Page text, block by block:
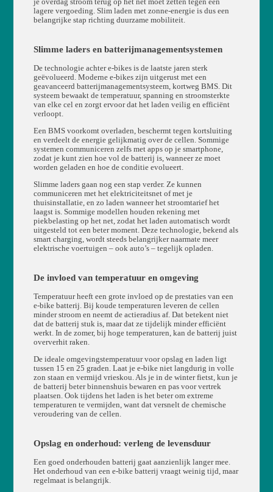
je overdag stroom terug op het net moet zetten tegen een
lagere vergoeding. Slim laden met zonne-energie is dus een
belangrijke stap richting duurzame mobiliteit.
Slimme laders en batterijmanagementsystemen
De technologie achter e-bikes is de laatste jaren sterk
geëvolueerd. Moderne e-bikes zijn uitgerust met een
geavanceerd batterijmanagementsysteem, kortweg BMS. Dit
systeem bewaakt de temperatuur, spanning en stroomsterkte
van elke cel en zorgt ervoor dat het laden veilig en efficiënt
verloopt.
Een BMS voorkomt overladen, beschermt tegen kortsluiting
en verdeelt de energie gelijkmatig over de cellen. Sommige
systemen communiceren zelfs met apps op je smartphone,
zodat je kunt zien hoe vol de batterij is, wanneer ze moet
worden geladen en hoe de conditie evolueert.
Slimme laders gaan nog een stap verder. Ze kunnen
communiceren met het elektriciteitsnet of met je
thuisinstallatie, en zo laden wanneer het stroomtarief het
laagst is. Sommige modellen houden rekening met
piekbelasting op het net, zodat het laden automatisch wordt
uitgesteld tot een beter moment. Deze technologie, bekend als
smart charging, wordt steeds belangrijker naarmate meer
elektrische voertuigen – ook auto’s – tegelijk opladen.
De invloed van temperatuur en omgeving
Temperatuur heeft een grote invloed op de prestaties van een
e-bike batterij. Bij koude temperaturen leveren de cellen
minder stroom en neemt de actieradius af. Dat betekent niet
dat de batterij stuk is, maar dat ze tijdelijk minder efficiënt
werkt. In de zomer, bij hoge temperaturen, kan de batterij juist
oververhit raken.
De ideale omgevingstemperatuur voor opslag en laden ligt
tussen 15 en 25 graden. Laat je e-bike niet langdurig in volle
zon staan en vermijd vrieskou. Als je in de winter fietst, kun je
de batterij beter binnenshuis bewaren en pas voor vertrek
plaatsen. Ook tijdens het laden is het beter om extreme
temperaturen te vermijden, want dat versnelt de chemische
veroudering van de cellen.
Opslag en onderhoud: verleng de levensduur
Een goed onderhouden batterij gaat aanzienlijk langer mee.
Het onderhoud van een e-bike batterij vraagt weinig tijd, maar
regelmaat is belangrijk.